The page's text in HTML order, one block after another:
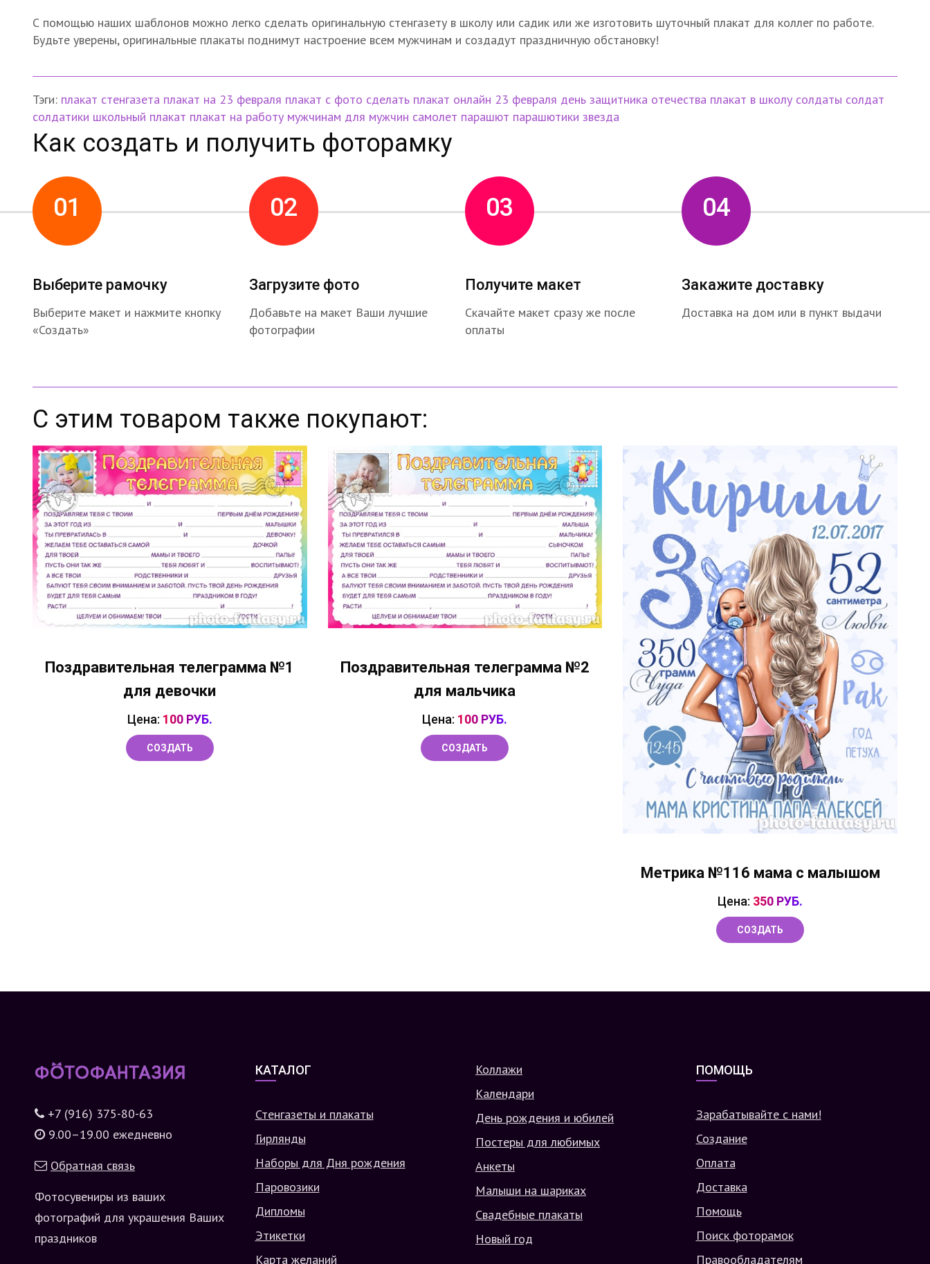
С помощью наших шаблонов можно легко сделать оригинальную стенгазету в школу или садик или же изготовить шуточный плакат для коллег по работе.
Будьте уверены, оригинальные плакаты поднимут настроение всем мужчинам и создадут праздничную обстановку!
Тэги: плакат стенгазета плакат на 23 февраля плакат с фото сделать плакат онлайн 23 февраля день защитника отечества плакат в школу солдаты солдат
солдатики школьный плакат плакат на работу мужчинам для мужчин самолет парашют парашютики звезда
Как создать и получить фоторамку
01
Выберите рамочку
Выберите макет и нажмите кнопку
«Создать»
02
Загрузите фото
Добавьте на макет Ваши лучшие
фотографии
03
Получите макет
Скачайте макет сразу же после
оплаты
04
Закажите доставку
Доставка на дом или в пункт выдачи
С этим товаром также покупают:
Поздравительная телеграмма №1
для девочки
Цена: 100 РУБ.
СОЗДАТЬ
Поздравительная телеграмма №2
для мальчика
Цена: 100 РУБ.
СОЗДАТЬ
Метрика №116 мама с малышом
Цена: 350 РУБ.
СОЗДАТЬ
+7 (916) 375-80-63
9.00–19.00 ежедневно
Обратная связь
Фотосувениры из ваших
фотографий для украшения Ваших
праздников
КАТАЛОГ
Стенгазеты и плакаты
Гирлянды
Наборы для Дня рождения
Паровозики
Дипломы
Этикетки
Карта желаний
Коллажи
Календари
День рождения и юбилей
Постеры для любимых
Анкеты
Малыши на шариках
Свадебные плакаты
Новый год
ПОМОЩЬ
Зарабатывайте с нами!
Создание
Оплата
Доставка
Помощь
Поиск фоторамок
Правообладателям